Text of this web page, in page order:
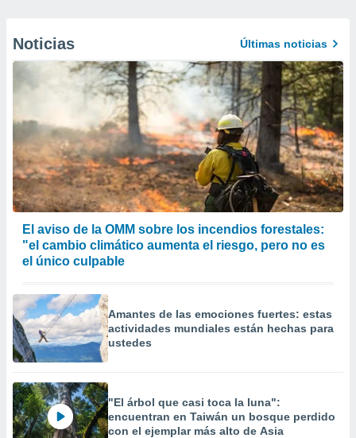
Noticias Últimas noticias
El aviso de la OMM sobre los incendios forestales:
"el cambio climático aumenta el riesgo, pero no es
el único culpable
Amantes de las emociones fuertes: estas
actividades mundiales están hechas para
ustedes
"El árbol que casi toca la luna":
encuentran en Taiwán un bosque perdido
con el ejemplar más alto de Asia